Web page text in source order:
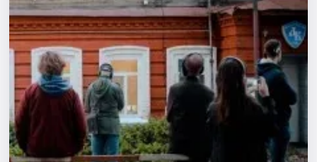
События
Города
Площадки
Артисты
Рейтинги